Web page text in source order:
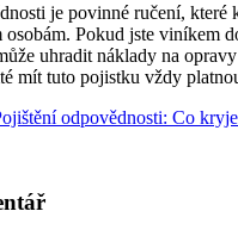
je povinné ručení, které
osobám. Pokud jste viníkem
uhradit náklady na
mít tuto pojistku vždy
odpovědnosti: Co